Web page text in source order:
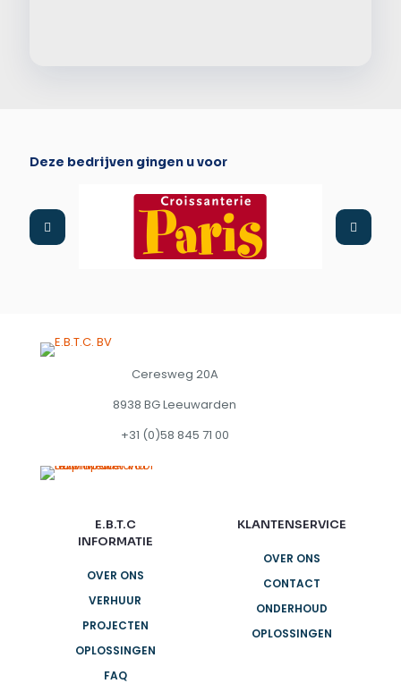
Deze bedrijven gingen u voor
Ceresweg 20A
8938 BG Leeuwarden
+31 (0)58 845 71 00
E.B.T.C
INFORMATIE
OVER ONS
VERHUUR
PROJECTEN
OPLOSSINGEN
FAQ
KLANTENSERVICE
OVER ONS
CONTACT
ONDERHOUD
OPLOSSINGEN